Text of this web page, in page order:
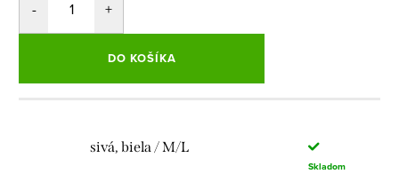
DO KOŠÍKA
sivá, biela / M/L
Skladom